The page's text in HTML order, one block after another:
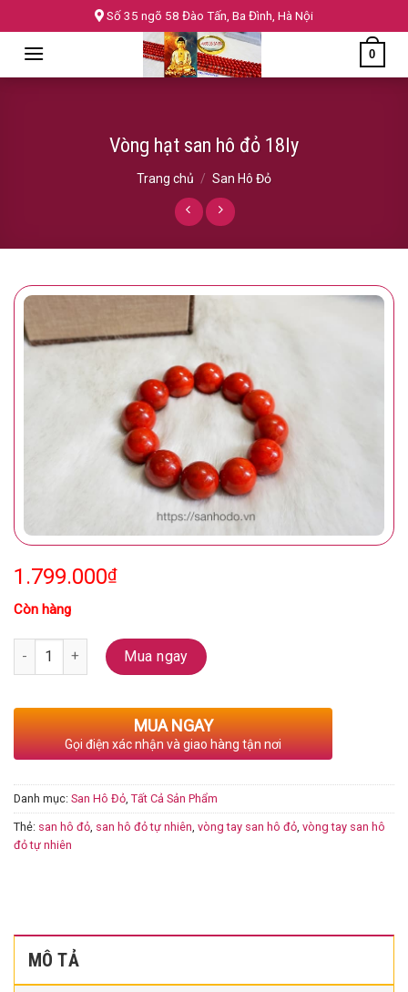
to
content
Số 35 ngõ 58 Đào Tấn, Ba Đình, Hà Nội
0
Vòng hạt san hô đỏ 18ly
Trang chủ / San Hô Đỏ
1.799.000₫
Còn hàng
Số lượng Mua ngay
MUA NGAY
Gọi điện xác nhận và giao hàng tận nơi
Danh mục: San Hô Đỏ, Tất Cả Sản Phẩm
Thẻ: san hô đỏ, san hô đỏ tự nhiên, vòng tay san hô đỏ, vòng tay san hô
đỏ tự nhiên
MÔ TẢ